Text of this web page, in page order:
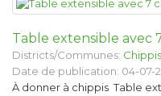
Table extensible avec
Districts/Communes: Chippis
Date de publication: 04-07-
À donner à chippis Table